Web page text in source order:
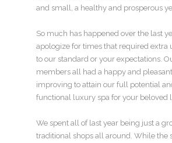
and small, a healthy and prosperous
So much has happened over the last
apologize for times that required extra
to our standard or your expectations.
members all had a happy and
improving to attain our full potential
functional luxury spa for your beloved
We spent all of last year being just a
traditional shops all around. While the